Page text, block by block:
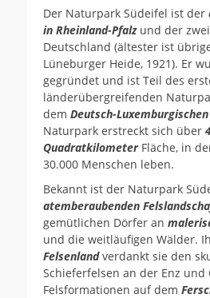
Der Naturpark Südeifel ist der
in Rheinland-Pfalzund der
Deutschland (ältester ist
Lüneburger Heide, 1921). Er
gegründet und ist Teil des
länderübergreifenden
dem Deutsch-
Naturpark erstreckt sich über
Quadratkilometer Fläche, in
30.000 Menschen leben.
Bekannt ist der Naturpark
atemberaubenden
gemütlichen Dörfer an
und die weitläufigen Wälder.
Felsenlandverdankt sie den
Schieferfelsen an der Enz
Felsformationen auf dem